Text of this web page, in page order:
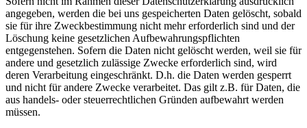
angegeben, werden die bei uns gespeicherten Daten gelöscht, sobald
sie für ihre Zweckbestimmung nicht mehr erforderlich sind und der
Löschung keine gesetzlichen Aufbewahrungspflichten
entgegenstehen. Sofern die Daten nicht gelöscht werden, weil sie für
andere und gesetzlich zulässige Zwecke erforderlich sind, wird
deren Verarbeitung eingeschränkt. D.h. die Daten werden gesperrt
und nicht für andere Zwecke verarbeitet. Das gilt z.B. für Daten, die
aus handels- oder steuerrechtlichen Gründen aufbewahrt werden
müssen.